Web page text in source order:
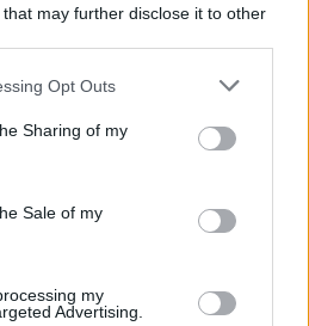
that may further disclose it to other
app uses one or more Google
behaviour. You may click to
and its third-party tags to
purposes in below Google
Opt Outs
Sharing of my
Sale of my
my
Advertising.